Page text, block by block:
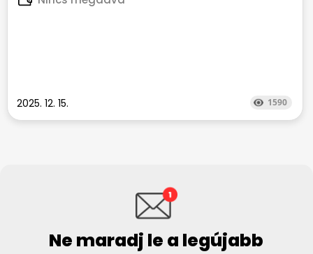
2025. 12. 15. 1590
Ne maradj le a legújabb